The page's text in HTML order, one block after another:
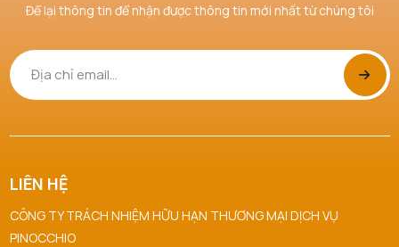
Để lại thông tin để nhận được thông tin mới nhất từ chúng tôi
LIÊN HỆ
CÔNG TY TRÁCH NHIỆM HỮU HẠN THƯƠNG MẠI DỊCH VỤ
PINOCCHIO